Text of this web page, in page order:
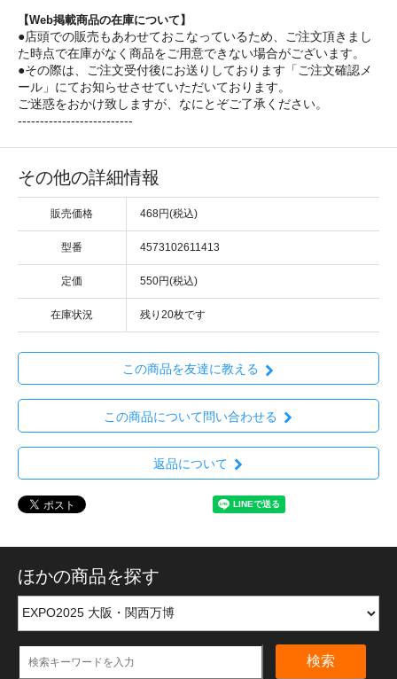
【Web掲載商品の在庫について】
●店頭での販売もあわせておこなっているため、ご注文頂きまし
た時点で在庫がなく商品をご用意できない場合がございます。
●その際は、ご注文受付後にお送りしております「ご注文確認メ
ール」にてお知らせさせていただいております。
ご迷惑をおかけ致しますが、なにとぞご了承ください。
--------------------------
その他の詳細情報
販売価格 468円(税込)
型番 4573102611413
定価 550円(税込)
在庫状況 残り20枚です
この商品を友達に教える
この商品について問い合わせる
返品について
ほかの商品を探す
検索